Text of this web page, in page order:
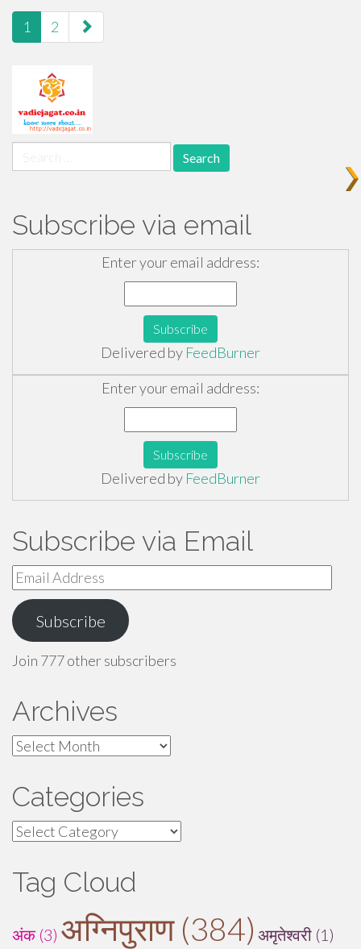
paging-
navigation
1 2
for:
Subscribe via email
Enter your email address:
Delivered by FeedBurner
Enter your email address:
Delivered by FeedBurner
Subscribe via Email
Email
Address
Subscribe
Join 777 other subscribers
Archives
Archives
Categories
Categories
Tag Cloud
अंक (3) अग्निपुराण (384) अमृतेश्वरी (1)